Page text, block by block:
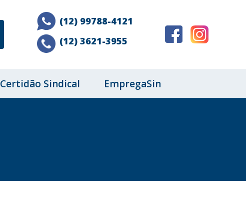
(12) 99788-4121
(12) 3621-3955
Certidão Sindical EmpregaSin